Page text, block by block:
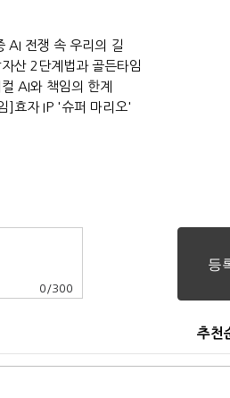
AI 전쟁 속 우리의 길
산 2단계법과 골든타임
AI와 책임의 한계
]효자 IP '슈퍼 마리오'
0 /300
추천